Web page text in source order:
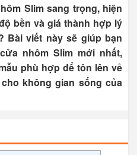
Slim sang trọng, hiện
bền và giá thành hợp lý
Bài viết này sẽ giúp bạn
nhôm Slim mới nhất,
phù hợp để tôn lên vẻ
không gian sống của